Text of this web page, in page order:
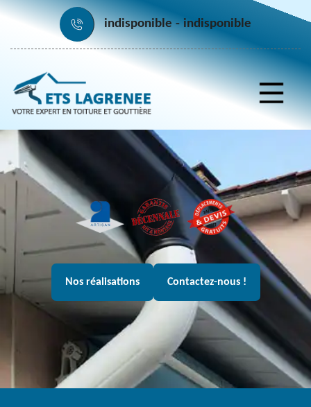
indisponible indisponible
Nos réalisations Contactez-nous !